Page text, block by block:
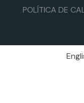
POLÍTICA DE